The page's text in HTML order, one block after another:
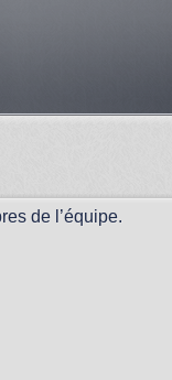
de l’équipe.